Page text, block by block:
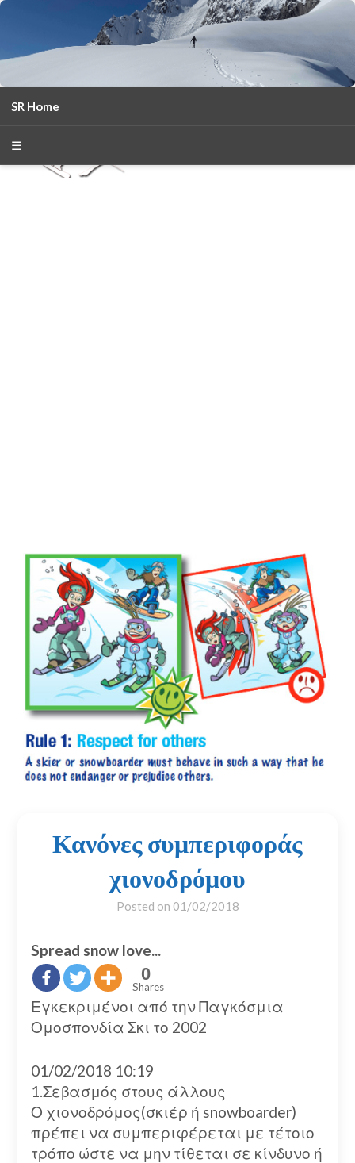
SR Home
☰
Κανόνες συμπεριφοράς
χιονοδρόμου
Posted on 01/02/2018
Spread snow love...
0
Shares
Εγκεκριμένοι από την Παγκόσμια
Ομοσπονδία Σκι το 2002
01/02/2018 10:19
1.Σεβασμός στους άλλους
Ο χιονοδρόμος(σκιέρ ή snowboarder)
πρέπει να συμπεριφέρεται με τέτοιο
τρόπο ώστε να μην τίθεται σε κίνδυνο ή